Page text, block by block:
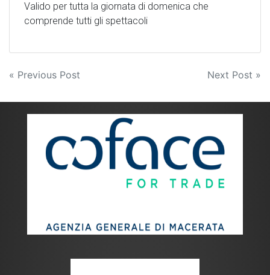
Valido per tutta la giornata di domenica che
comprende tutti gli spettacoli
Navigazione
articoli
« Previous Post Next Post »